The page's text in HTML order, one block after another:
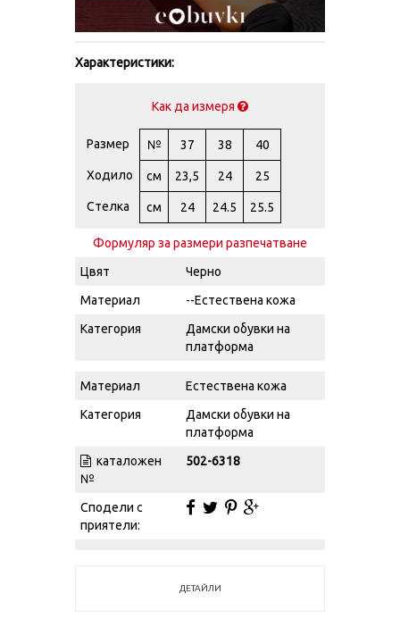
Характеристики:
Как да измеря
Размер № 37 38 40
Ходило см 23,5 24 25
Стелка см 24 24.5 25.5
Формуляр за размери разпечатване
Цвят
Черно
Материал
--Естествена кожа
Категория
Дамски обувки на
платформа
Материал
Естествена кожа
Категория
Дамски обувки на
платформа
каталожен
№
502-6318
Сподели с
приятели:
ДЕТАЙЛИ